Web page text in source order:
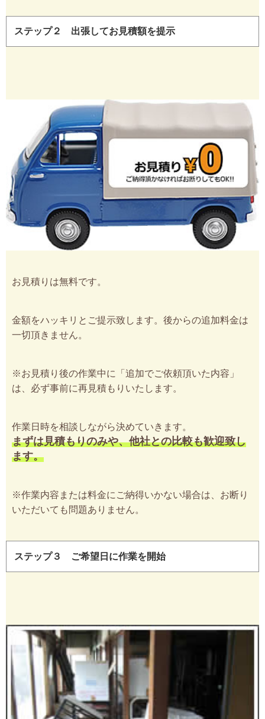
ステップ２ 出張してお見積額を提示
お見積りは無料です。
金額をハッキリとご提示致します。後からの追加料金は
一切頂きません。
※お見積り後の作業中に「追加でご依頼頂いた内容」
は、必ず事前に再見積もりいたします。
作業日時を相談しながら決めていきます。
まずは見積もりのみや、他社との比較も歓迎致し
ます。
※作業内容または料金にご納得いかない場合は、お断り
いただいても問題ありません。
ステップ３ ご希望日に作業を開始